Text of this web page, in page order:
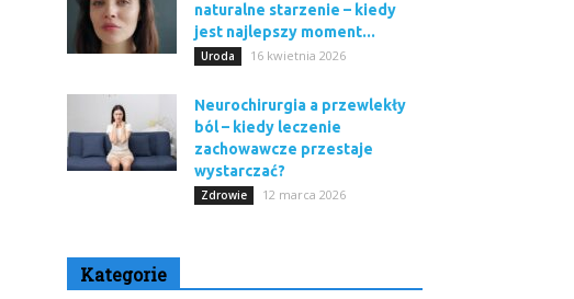
naturalne starzenie – kiedy
jest najlepszy moment...
Uroda 16 kwietnia 2026
Neurochirurgia a przewlekły
ból – kiedy leczenie
zachowawcze przestaje
wystarczać?
Zdrowie 12 marca 2026
Kategorie